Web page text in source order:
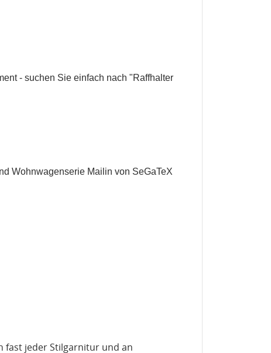
- suchen Sie einfach nach "Raffhalter
Wohnwagenserie Mailin von SeGaTeX
fast jeder Stilgarnitur und an